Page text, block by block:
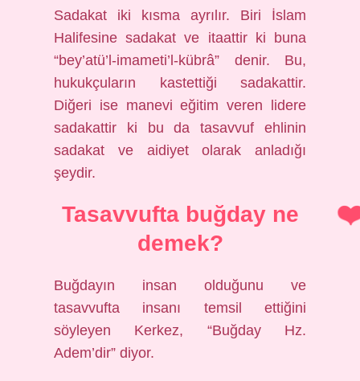
Sadakat iki kısma ayrılır. Biri İslam
Halifesine sadakat ve itaattir ki buna
“bey’atü’l-imameti’l-kübrâ” denir. Bu,
hukukçuların kastettiği sadakattir.
Diğeri ise manevi eğitim veren lidere
sadakattir ki bu da tasavvuf ehlinin
sadakat ve aidiyet olarak anladığı
şeydir.
Tasavvufta buğday ne
demek?
Buğdayın insan olduğunu ve
tasavvufta insanı temsil ettiğini
söyleyen Kerkez, “Buğday Hz.
Adem’dir” diyor.